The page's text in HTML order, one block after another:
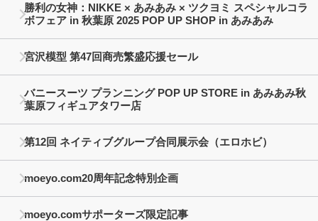
勝利の女神：NIKKE × あみあみ × ツクヨミ スペシャルコラ
ボフェア in 秋葉原 2025 POP UP SHOP in あみあみ
宮沢模型 第47回商売繁盛応援セール
バニースーツ プランニング POP UP STORE in あみあみ秋
葉原フィギュアタワー店
第12回 ネイティブグループ合同展示会（エロホビ）
moeyo.com20周年記念特別企画
moeyo.comサポーターズ限定記事